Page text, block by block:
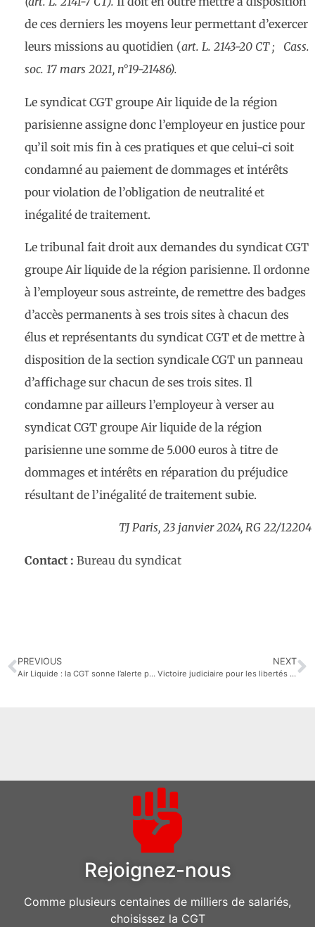
de ces derniers les moyens leur permettant d’exercer
leurs missions au quotidien (art. L. 2143-20 CT ; Cass.
soc. 17 mars 2021, n°19-21486).
Le syndicat CGT groupe Air liquide de la région
parisienne assigne donc l’employeur en justice pour
qu’il soit mis fin à ces pratiques et que celui-ci soit
condamné au paiement de dommages et intérêts
pour violation de l’obligation de neutralité et
inégalité de traitement.
Le tribunal fait droit aux demandes du syndicat CGT
groupe Air liquide de la région parisienne. Il ordonne
à l’employeur sous astreinte, de remettre des badges
d’accès permanents à ses trois sites à chacun des
élus et représentants du syndicat CGT et de mettre à
disposition de la section syndicale CGT un panneau
d’affichage sur chacun de ses trois sites. Il
condamne par ailleurs l’employeur à verser au
syndicat CGT groupe Air liquide de la région
parisienne une somme de 5.000 euros à titre de
dommages et intérêts en réparation du préjudice
résultant de l’inégalité de traitement subie.
TJ Paris, 23 janvier 2024, RG 22/12204
Contact : Bureau du syndicat
PREVIOUS
Air Liquide : la CGT sonne l’alerte pour stopper l’hémorragie sociale !
NEXT
Victoire judiciaire pour les libertés syndicales chez Air Liquide IT
Rejoignez-nous
Comme plusieurs centaines de milliers de salariés,
choisissez la CGT